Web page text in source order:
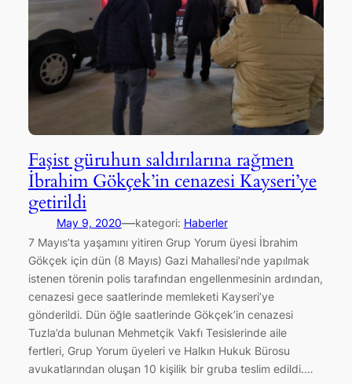
Faşist güruhun saldırılarına rağmen
İbrahim Gökçek’in cenazesi Kayseri’ye
getirildi
May 9, 2020—kategori: Haberler
7 Mayıs’ta yaşamını yitiren Grup Yorum üyesi İbrahim
Gökçek için dün (8 Mayıs) Gazi Mahallesi’nde yapılmak
istenen törenin polis tarafından engellenmesinin ardından,
cenazesi gece saatlerinde memleketi Kayseri’ye
gönderildi. Dün öğle saatlerinde Gökçek’in cenazesi
Tuzla’da bulunan Mehmetçik Vakfı Tesislerinde aile
fertleri, Grup Yorum üyeleri ve Halkın Hukuk Bürosu
avukatlarından oluşan 10 kişilik bir gruba teslim edildi.…